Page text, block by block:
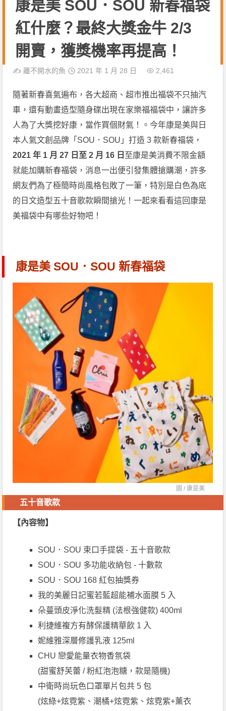
康是美 SOU．SOU 新春福袋
紅什麼？最終大獎金牛 2/3
開賣，獲獎機率再提高！
✍️離不開水的魚 2021 年 1 月 28 日 2,461
隨著新春喜氣遍布，各大超商、超市推出福袋不只抽汽
車，還有動畫造型隨身碟出現在家樂福福袋中，讓許多
人為了大獎挖好康，當作買個財氣！。今年康是美與日
本人氣文創品牌「SOU．SOU」打造 3 款新春福袋，
2021 年 1 月 27 日至 2 月 16 日 至康是美消費不限金額
就能加購新春福袋，消息一出便引發集體搶購潮，許多
網友們為了極簡時尚風格包敗了一筆，特別是白色為底
的日文造型五十音歌款瞬間搶光！一起來看看這回康是
美福袋中有哪些好物吧！
康是美 SOU．SOU 新春福袋
圖 /康是美
五十音歌款
【內容物】
SOU．SOU 束口手提袋 - 五十音歌款
SOU．SOU 多功能收納包 - 十數款
SOU．SOU 168 紅包抽獎券
我的美麗日記蜜若藍超能補水面膜 5 入
朵蔓頭皮淨化洗髮精 (法根強健款) 400ml
利捷維複方有酵保護精華飲 1 入
妮維雅深層修護乳液 125ml
CHU 戀愛能量衣物香氛袋
(甜蜜舒芙蕾 / 粉紅泡泡糖，款是隨機)
中衛時尚玩色口罩單片包共 5 包
(炫綠+炫霓紫、潮橘+炫霓紫、炫霓紫+薰衣